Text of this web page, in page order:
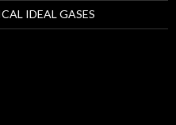
IDEAL GASES